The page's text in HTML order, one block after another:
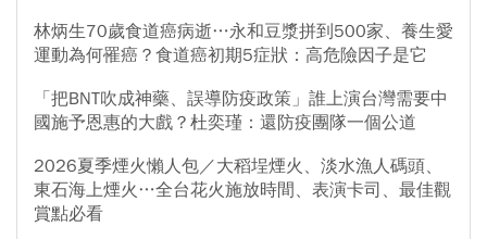
林炳生70歲食道癌病逝…永和豆漿拼到500家、養生愛
運動為何罹癌？食道癌初期5症狀：高危險因子是它
「把BNT吹成神藥、誤導防疫政策」誰上演台灣需要中
國施予恩惠的大戲？杜奕瑾：還防疫團隊一個公道
2026夏季煙火懶人包／大稻埕煙火、淡水漁人碼頭、
東石海上煙火…全台花火施放時間、表演卡司、最佳觀
賞點必看